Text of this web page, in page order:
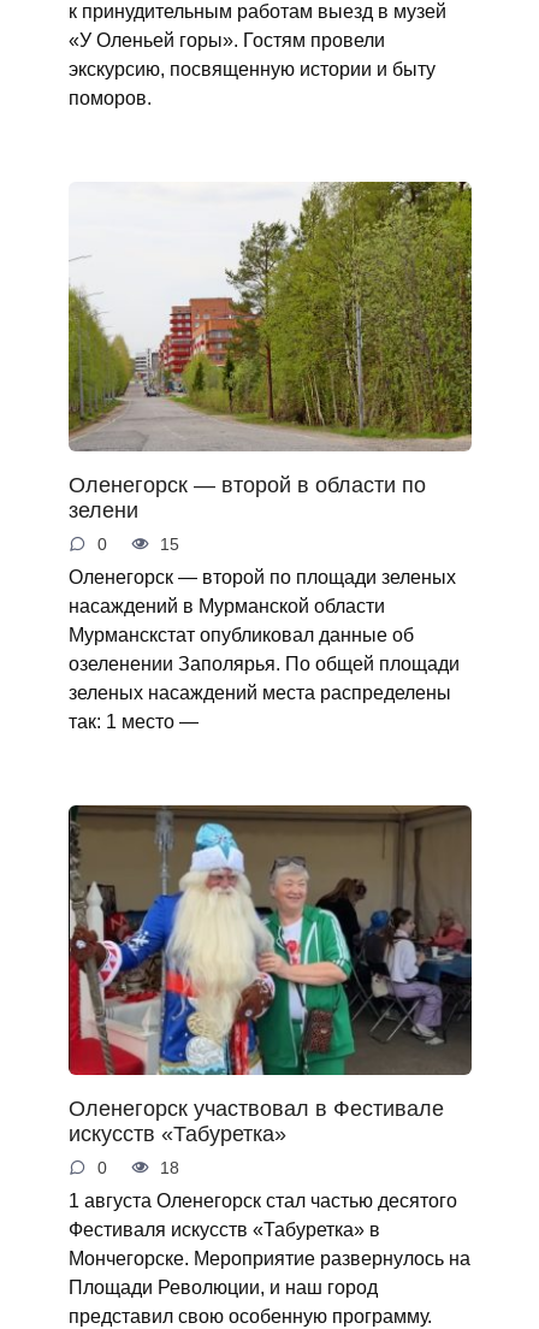
к принудительным работам выезд в музей
«У Оленьей горы». Гостям провели
экскурсию, посвященную истории и быту
поморов.
Оленегорск — второй в области по
зелени
0 15
Оленегорск — второй по площади зеленых
насаждений в Мурманской области
Мурманскстат опубликовал данные об
озеленении Заполярья. По общей площади
зеленых насаждений места распределены
так: 1 место —
Оленегорск участвовал в Фестивале
искусств «Табуретка»
0 18
1 августа Оленегорск стал частью десятого
Фестиваля искусств «Табуретка» в
Мончегорске. Мероприятие развернулось на
Площади Революции, и наш город
представил свою особенную программу.